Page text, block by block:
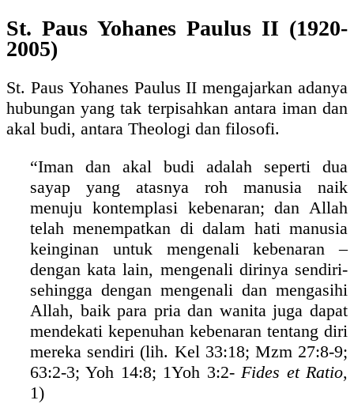
St. Paus Yohanes Paulus II (1920-
2005)
St. Paus Yohanes Paulus II mengajarkan adanya
hubungan yang tak terpisahkan antara iman dan
akal budi, antara Theologi dan filosofi.
“Iman dan akal budi adalah seperti dua
sayap yang atasnya roh manusia naik
menuju kontemplasi kebenaran; dan Allah
telah menempatkan di dalam hati manusia
keinginan untuk mengenali kebenaran –
dengan kata lain, mengenali dirinya sendiri-
sehingga dengan mengenali dan mengasihi
Allah, baik para pria dan wanita juga dapat
mendekati kepenuhan kebenaran tentang diri
mereka sendiri (lih. Kel 33:18; Mzm 27:8-9;
63:2-3; Yoh 14:8; 1Yoh 3:2-Fides et Ratio,
1)